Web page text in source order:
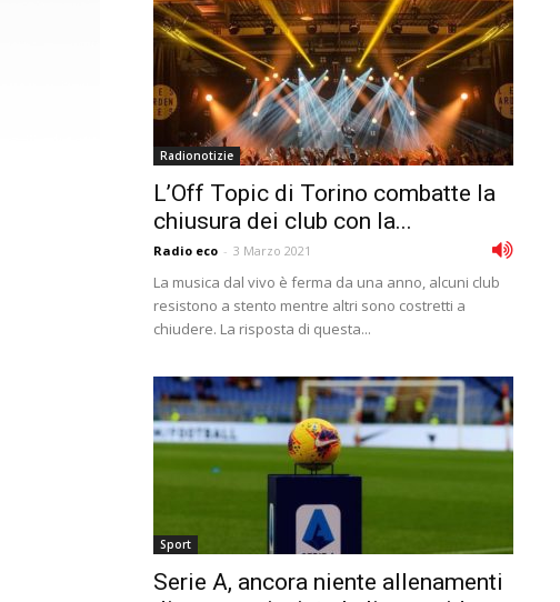
Radionotizie
L’Off Topic di Torino combatte la
chiusura dei club con la...
Radio eco - 3 Marzo 2021
La musica dal vivo è ferma da una anno, alcuni club
resistono a stento mentre altri sono costretti a
chiudere. La risposta di questa...
Sport
Serie A, ancora niente allenamenti